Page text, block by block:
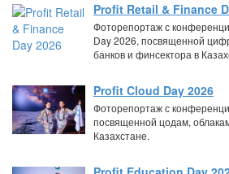
Profit Retail & Finance
Фоторепортаж с
Day 2026, посвященной
банков и финсектора в
Profit Cloud Day 2026
Фоторепортаж с
посвященной цодам,
Казахстане.